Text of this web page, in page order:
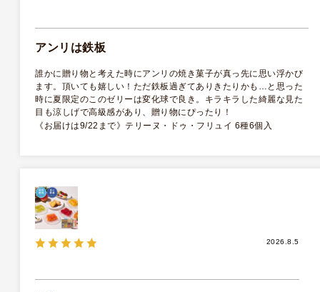
アンリは鉄板
誰かに贈り物と考えた時にアンリの焼き菓子が真っ先に思い浮かび
ます。頂いても嬉しい！ただ鉄板過ぎてありきたりかも…と思った
時に夏限定のこのゼリーは変化球で良き。キラキラした綺麗な見た
目も涼しげで高級感があり、贈り物にぴったり！
《お届けは9/22まで》テリーヌ・ドゥ・フリュイ 6種6個入
2026.8.5